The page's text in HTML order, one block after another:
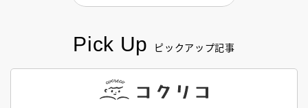
Pick Up ピックアップ記事